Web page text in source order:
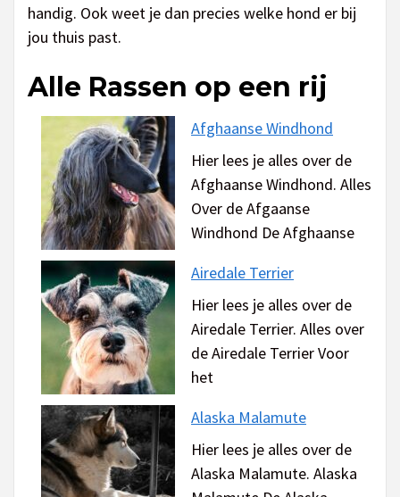
handig. Ook weet je dan precies welke hond er bij
jou thuis past.
Alle Rassen op een rij
Afghaanse Windhond
Hier lees je alles over de
Afghaanse Windhond. Alles
Over de Afgaanse
Windhond De Afghaanse
Airedale Terrier
Hier lees je alles over de
Airedale Terrier. Alles over
de Airedale Terrier Voor
het
Alaska Malamute
Hier lees je alles over de
Alaska Malamute. Alaska